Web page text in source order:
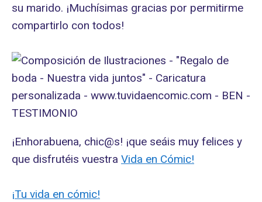
su marido. ¡Muchísimas gracias por permitirme
compartirlo con todos!
¡Enhorabuena, chic@s! ¡que seáis muy felices y
que disfrutéis vuestra Vida en Cómic!
¡Tu vida en cómic!